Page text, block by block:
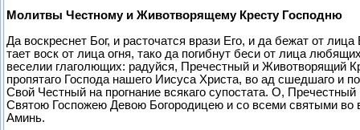
Молитвы Честному и Животворящему Кресту Господню
Да воскреснет Бог, и расточатся врази Его, и да бежат от
тает воск от лица огня, тако да погибнут беси от лица
веселии глаголющих: радуйся, Пречестный и Животворящий
пропятаго Господа нашего Иисуса Христа, во ад сшедшаго и
Свой Честный на прогнание всякаго супостата. О,
Святою Госпожею Девою Богородицею и со всеми святыми во
Аминь.